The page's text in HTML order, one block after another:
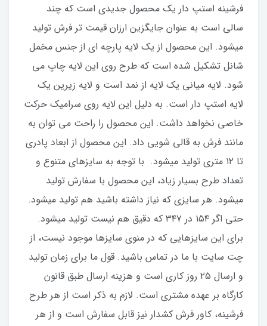
فرشینه استپ دار یک محصول جدیدی است که چند
سالی است به عنوان جایگزین ارزان قیمت تر فرش تولید
میشود. این محصول از یک لایه پارچه ای از جنس مخمل
شانل تشکیل شده است که طرح روی این لایه چاپ می
شود. لایه میانی یک لایه از نمد است و لایه زیرین یک
لایه استپ دار است. به دلیل این لایه روی سرامیک حرکت
خاصی نخواهد داشت. این محصول را راحت می توان به
مانند فرش به قالی شویی داد. این محصول از ابعاد پادری
تا ۱۲ متری تولید میشود. با توجه به سایزهای متنوع و
تعداد طرح بسیار زیاد، این محصول با سفارش تولید
میشود. هر سایزی که نیاز داشته باشید هم تولید میشود.
حتی اگر ۱۵۴ در ۳۴۷ که دقیق هم نیست تولید میشود.
برای این سایزهایی که در منوی سایزها موجود نیست، از
چت سایت با ما در تماس باشید. قول ما برای زمان تولید
و ارسال ۲۵‌ روز کاری است و هزینه ارسال طبق قانون
کارگاه بر عهده مشتری است. لازم به ذکر است از هر طرح
فرشینه، کاور فرش کشدار نیز قابل‌ سفارش است و از هر